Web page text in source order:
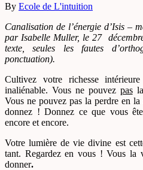
By Ecole de L'intuition
Canalisation de l’énergie d’Isis –
par Isabelle Muller, le 27
texte, seules les fautes
ponctuation).
Cultivez votre richesse
inaliénable. Vous ne pouvez pasla
Vous ne pouvez pas la perdre en
donnez ! Donnez ce que vous
encore et encore.
Votre lumière de vie divine est
tant. Regardez en vous ! Vous la
donner.